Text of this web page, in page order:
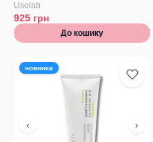
Usolab
925 грн
До кошику
новинка
‹ ›